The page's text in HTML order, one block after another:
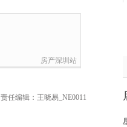
房产深圳站
责任编辑：王晓易_NE0011